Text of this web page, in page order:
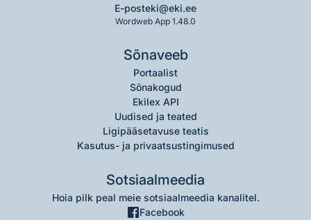
E-posteki@eki.ee
Wordweb App 1.48.0
Sõnaveeb
Portaalist
Sõnakogud
Ekilex API
Uudised ja teated
Ligipääsetavuse teatis
Kasutus- ja privaatsustingimused
Sotsiaalmeedia
Hoia pilk peal meie sotsiaalmeedia kanalitel.
Facebook